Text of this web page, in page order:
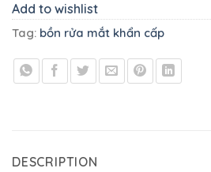
Add to wishlist
Tag: bồn rửa mắt khẩn cấp
DESCRIPTION